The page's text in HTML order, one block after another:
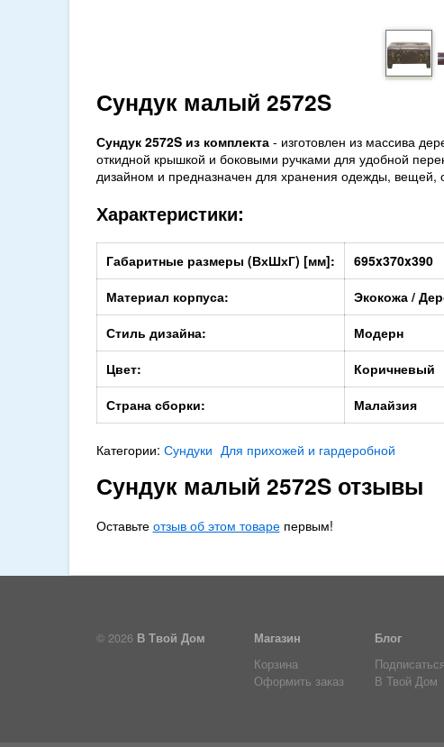
Сундук малый 2572S
Сундук 2572S из комплекта - изготовлен из массива
откидной крышкой и боковыми ручками для удобной
дизайном и предназначен для хранения одежды, вещей,
Характеристики:
Габаритные размеры (ВхШхГ) [мм]:
695x370x390
Материал корпуса:
Экокожа /
Стиль дизайна:
Модерн
Цвет:
Коричневый
Страна сборки:
Малайзия
Категории: Сундуки Для прихожей и гардеробной
Сундук малый 2572S отзывы
Оставьте отзыв об этом товарепервым!
© 2026 В Твой Дом
Магазин
Корзина
Оформить заказ
Блог
Подписаться
В Твой Дом